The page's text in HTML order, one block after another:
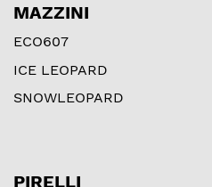
MAZZINI
ECO607
ICE LEOPARD
SNOWLEOPARD
PIRELLI